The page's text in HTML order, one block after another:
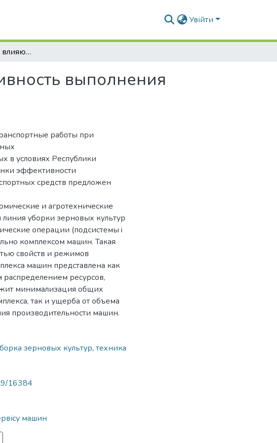
Увійти
Анализ факторов, влияющих на эффективность выполнения производственных операций
выполнения
работы при
в условиях Республики
эффективности
средств предложен
и агротехнические
линия уборки зерновых культур
операции (подсистемы i
комплексом машин. Такая
свойств и режимов
машин представлена как
ресурсов,
минимализация общих
так и ущерба от объема
производительности машин.
зерновых культур, техника
16384
машин